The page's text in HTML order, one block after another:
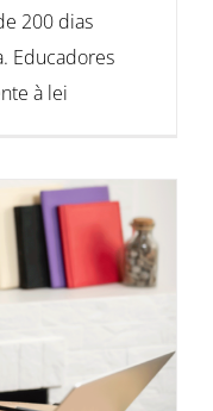
200 dias
Educadores
à lei